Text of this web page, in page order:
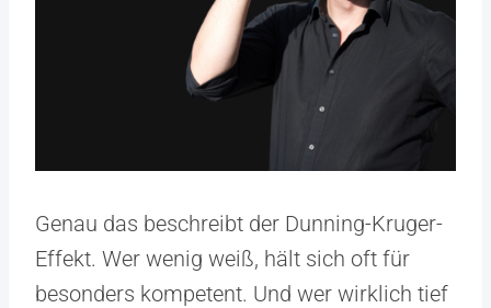
Genau das beschreibt der Dunning-Kruger-
Effekt. Wer wenig weiß, hält sich oft für
besonders kompetent. Und wer wirklich tief